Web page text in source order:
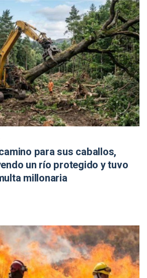
para sus caballos,
un río protegido y tuvo
millonaria